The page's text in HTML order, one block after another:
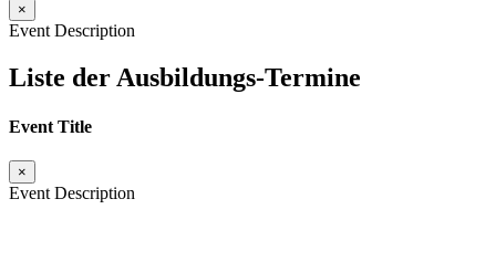
×
Event Description
Liste der Ausbildungs-Termine
Event Title
×
Event Description